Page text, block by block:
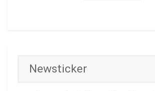
Newsticker